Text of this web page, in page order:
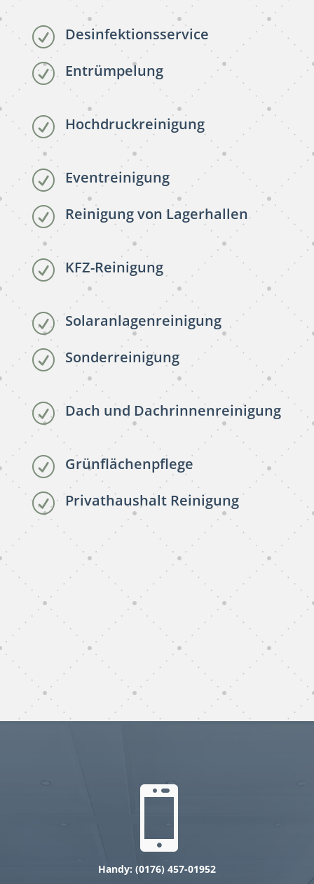
R Desinfektionsservice
R Entrümpelung
R Hochdruckreinigung
R Eventreinigung
R Reinigung von Lagerhallen
R KFZ-Reinigung
R Solaranlagenreinigung
R Sonderreinigung
R Dach und Dachrinnenreinigung
R Grünflächenpflege
R Privathaushalt Reinigung
subunternehmer reinigung
Märkisch Oderland
subunternehmer gebäudereinigung Märkisch
gebäudereinigung subunternehmer Märkisch
Oderland

Handy: (0176) 457-01952